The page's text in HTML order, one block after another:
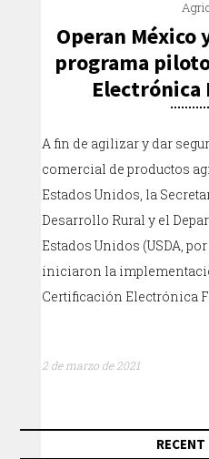
Operan México
programa
A fin de agilizar y dar
comercial de productos
Estados Unidos, la
Desarrollo Rural y el
Estados Unidos (USDA,
iniciaron la
Certificación Electrónica
2 de marzo de 2021